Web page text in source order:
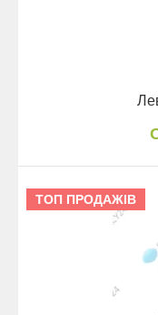
ТОП ПРОДАЖІВ